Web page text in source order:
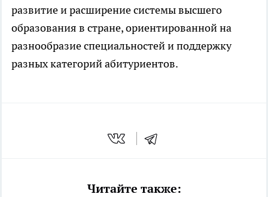
развитие и расширение системы высшего
образования в стране, ориентированной на
разнообразие специальностей и поддержку
разных категорий абитуриентов.
Читайте также: